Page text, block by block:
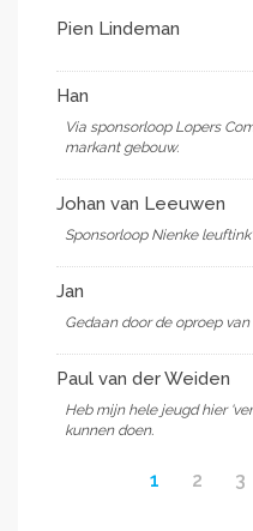
Pien Lindeman
Han
Via sponsorloop Lopers
markant gebouw.
Johan van Leeuwen
Sponsorloop Nienke
Jan
Gedaan door de oproep
Paul van der Weiden
Heb mijn hele jeugd hier
kunnen doen.
1 2 3